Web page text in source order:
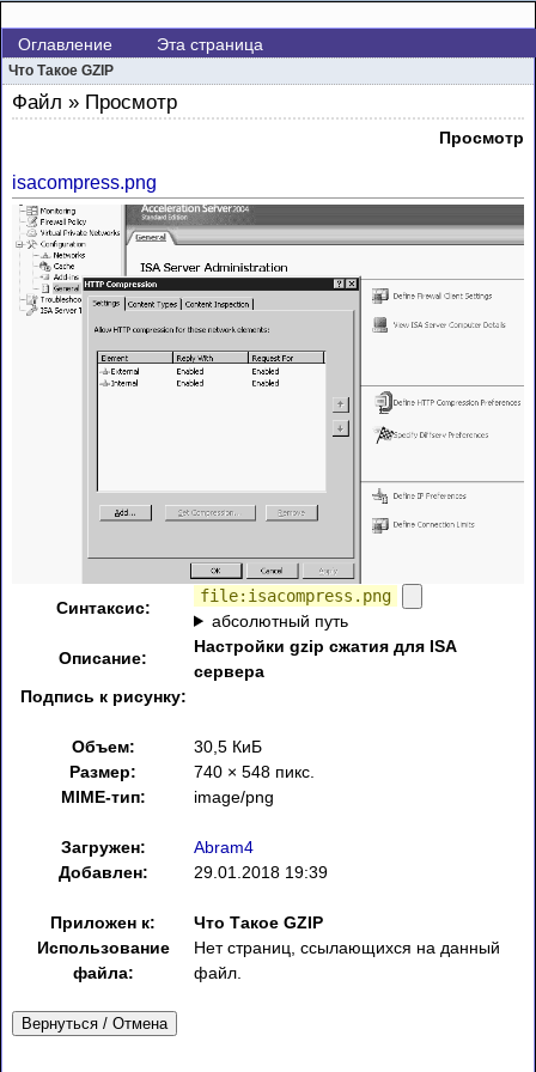
Оглавление Эта страница
Что Такое GZIP
Файл » Просмотр
Просмотр
isacompress.png
Синтаксис:
file:isacompress.png
абсолютный путь
Описание:
Настройки gzip сжатия для ISA
сервера
Подпись к рисунку:
Объем:
30,5 КиБ
Размер:
740 × 548 пикс.
MIME-тип:
image/png
Загружен:
Abram4
Добавлен:
29.01.2018 19:39
Приложен к:
Что Такое GZIP
Использование
файла:
Нет страниц, ссылающихся на данный
файл.
Вернуться / Отмена